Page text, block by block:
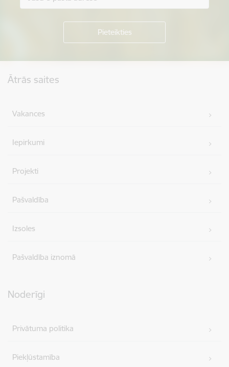
Ātrās saites
Vakances
Iepirkumi
Projekti
Pašvaldība
Izsoles
Pašvaldība iznomā
Noderīgi
Privātuma politika
Piekļūstamība